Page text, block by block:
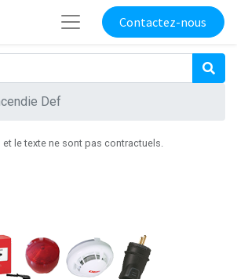
Contactez-nous
Def
le texte ne sont pas contractuels.